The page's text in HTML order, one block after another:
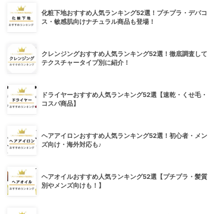
化粧下地おすすめ人気ランキング52選！プチプラ・デパコ
ス・敏感肌向けナチュラル商品も登場！
クレンジングおすすめ人気ランキング52選！徹底調査して
テクスチャータイプ別に紹介！
ドライヤーおすすめ人気ランキング52選【速乾・くせ毛・
コスパ商品】
ヘアアイロンおすすめ人気ランキング52選！初心者・メン
ズ向け・海外対応も♪
ヘアオイルおすすめ人気ランキング52選【プチプラ・髪質
別やメンズ向けも！】